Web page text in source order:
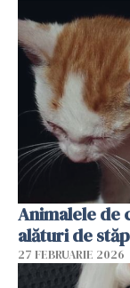
Animalele de
alături de
27 FEBRUARIE 2026